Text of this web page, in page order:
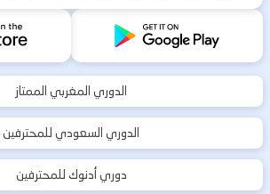
الدوري المغربي الممتاز
الدوري السعودي للمحترفين
دوري أدنوك للمحترفين